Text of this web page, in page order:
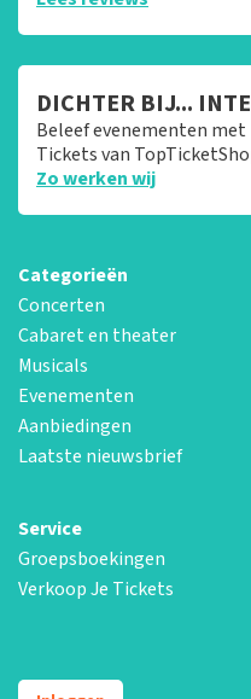
DICHTER BIJ...
Beleef evenementen met
Tickets van
Zo werken wij
Categorieën
Concerten
Cabaret en theater
Musicals
Evenementen
Aanbiedingen
Laatste nieuwsbrief
Service
Groepsboekingen
Verkoop Je Tickets